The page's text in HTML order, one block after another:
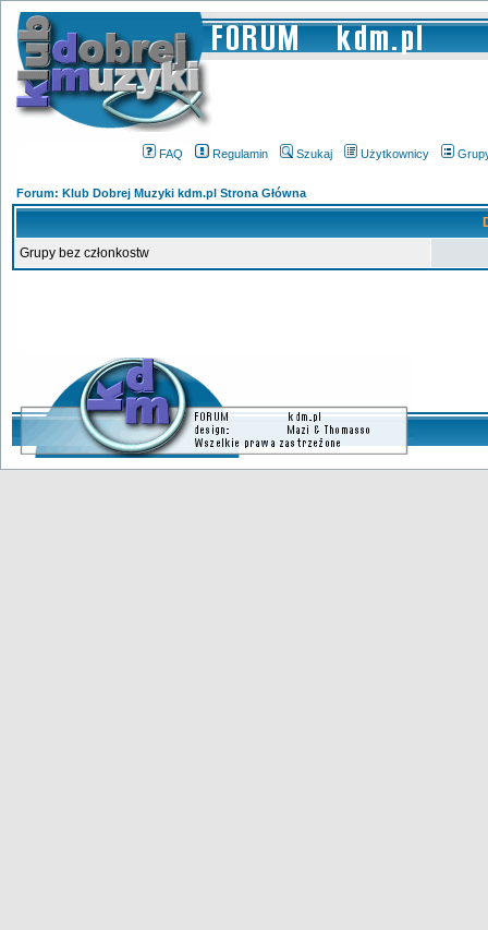
FAQ Regulamin Szukaj Użytkownicy
Forum: Klub Dobrej Muzyki kdm.pl Strona Główna
Grupy bez członkostw